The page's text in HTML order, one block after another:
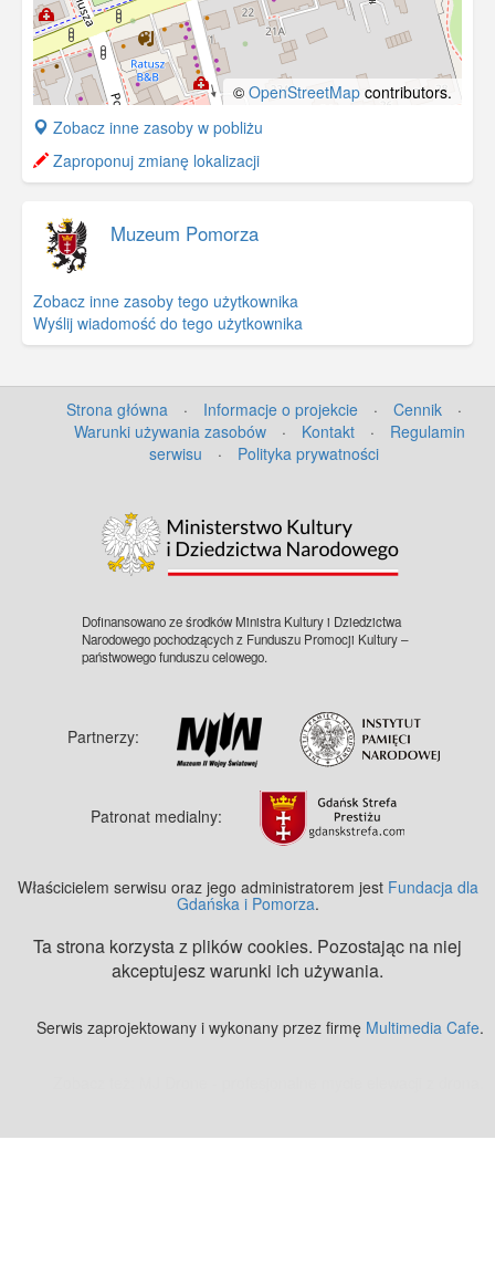
© OpenStreetMap contributors.
+
−
Zobacz inne zasoby w pobliżu
Zaproponuj zmianę lokalizacji
Muzeum Pomorza
Zobacz inne zasoby tego użytkownika
Wyślij wiadomość do tego użytkownika
Strona główna · Informacje o projekcie · Cennik
·
Warunki używania zasobów
· Kontakt ·
Regulamin
serwisu
· Polityka prywatności
Dofinansowano ze środków Ministra Kultury i Dziedzictwa
Narodowego pochodzących z Funduszu Promocji Kultury –
państwowego funduszu celowego.
Partnerzy:
Patronat medialny:
Właścicielem serwisu oraz jego administratorem jest Fundacja dla
Gdańska i Pomorza.
Ta strona korzysta z plików cookies. Pozostając na niej
akceptujesz warunki ich używania.
Serwis zaprojektowany i wykonany przez firmę Multimedia Cafe.